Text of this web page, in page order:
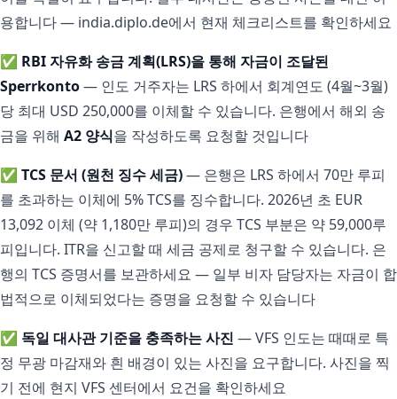
용합니다 — india.diplo.de에서 현재 체크리스트를 확인하세요
✅ RBI 자유화 송금 계획(LRS)을 통해 자금이 조달된
Sperrkonto— 인도 거주자는 LRS 하에서 회계연도 (4월~3월)
당 최대 USD 250,000를 이체할 수 있습니다. 은행에서 해외 송
금을 위해 A2 양식을 작성하도록 요청할 것입니다
✅ TCS 문서 (원천 징수 세금)— 은행은 LRS 하에서 70만 루피
를 초과하는 이체에 5% TCS를 징수합니다. 2026년 초 EUR
13,092 이체 (약 1,180만 루피)의 경우 TCS 부분은 약 59,000루
피입니다. ITR을 신고할 때 세금 공제로 청구할 수 있습니다. 은
행의 TCS 증명서를 보관하세요 — 일부 비자 담당자는 자금이 합
법적으로 이체되었다는 증명을 요청할 수 있습니다
✅ 독일 대사관 기준을 충족하는 사진 — VFS 인도는 때때로 특
정 무광 마감재와 흰 배경이 있는 사진을 요구합니다. 사진을 찍
기 전에 현지 VFS 센터에서 요건을 확인하세요